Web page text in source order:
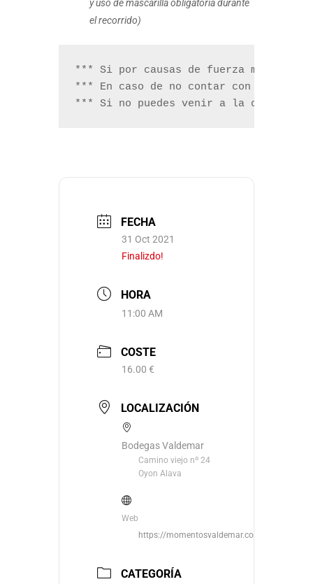
y uso de mascarilla obligatoria durante
el recorrido)
*** Si por causas de fuerza mayor o
*** En caso de no contar con
*** Si no puedes venir a la cata y
FECHA
31 Oct 2021
Finalizdo!
HORA
11:00 AM
COSTE
16.00 €
LOCALIZACIÓN
Bodegas Valdemar
Camino viejo nº 24
Oyon Alava
Web
https://momentosvaldemar.com/
CATEGORÍA